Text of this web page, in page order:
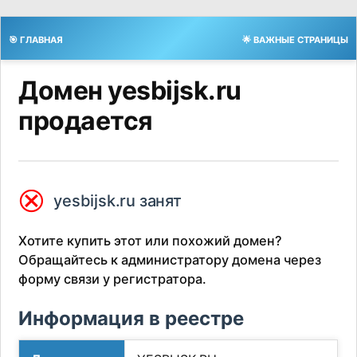
🎯 ГЛАВНАЯ 🌟 ВАЖНЫЕ СТРАНИЦЫ
Домен yesbijsk.ru
продается
⮿ yesbijsk.ru занят
Хотите купить этот или похожий домен?
Обращайтесь к администратору домена через
форму связи у регистратора.
Информация в реестре